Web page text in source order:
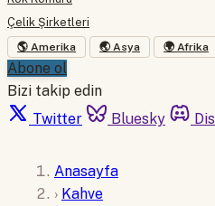
Çelik Şirketleri
🌎 Amerika 🌏 Asya 🌍 Afrika
Abone ol
Bizi takip edin
Twitter
Bluesky
Anasayfa
› Kahve